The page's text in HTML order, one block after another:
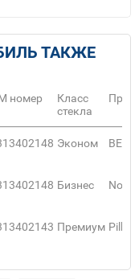
ТАКЖЕ
номер
Класс
стекла
Эконом
Бизнес
Премиум